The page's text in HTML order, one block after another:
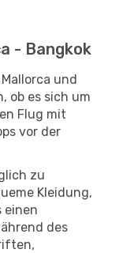
- Bangkok
und
ob es sich um
Flug mit
vor der
zu
Kleidung,
einen
des